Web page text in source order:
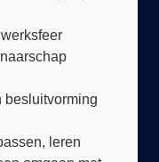
leren
omgaan met